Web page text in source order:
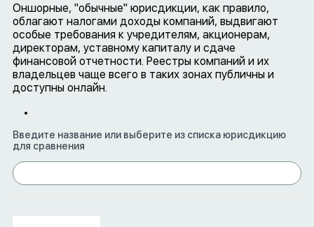
Оншорные, "обычные" юрисдикции, как правило,
облагают налогами доходы компаний, выдвигают
особые требования к учредителям, акционерам,
директорам, уставному капиталу и сдаче
финансовой отчетности. Реестры компаний и их
владельцев чаще всего в таких зонах публичны и
доступны онлайн.
Введите название или выберите из списка юрисдикцию
для сравнения